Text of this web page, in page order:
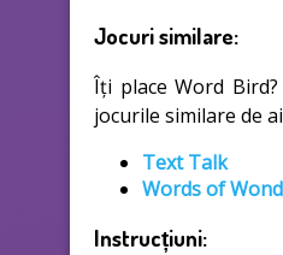
Jocuri similare:
Îți place Word
jocurile similare de
Text Talk
Words of
Instrucțiuni: